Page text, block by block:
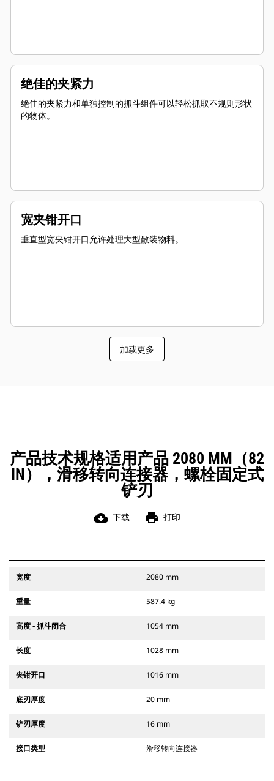
绝佳的夹紧力
绝佳的夹紧力和单独控制的抓斗组件可以轻松抓取不规则形状
的物体。
宽夹钳开口
垂直型宽夹钳开口允许处理大型散装物料。
加载更多
产品技术规格适用产品 2080 MM（82
IN），滑移转向连接器，螺栓固定式
铲刃
cloud_download 下载 print 打印
宽度 2080 mm
重量 587.4 kg
高度 - 抓斗闭合 1054 mm
长度 1028 mm
夹钳开口 1016 mm
底刃厚度 20 mm
铲刃厚度 16 mm
接口类型 滑移转向连接器